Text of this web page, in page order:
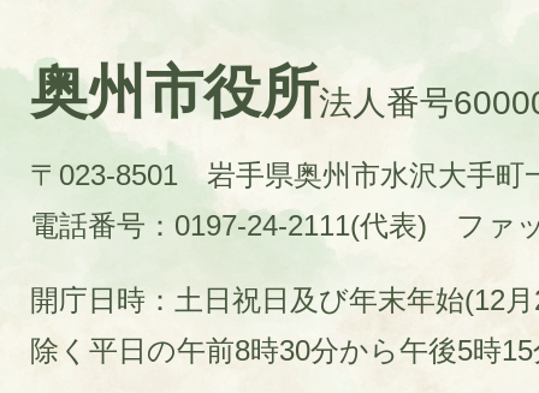
奥州市役所法人番号
〒023-8501 岩手県奥州市水沢大手町
電話番号：0197-24-2111(代表)
ファ
開庁日時：土日祝日及び年末年始(12
除く平日の午前8時30分から午後5時